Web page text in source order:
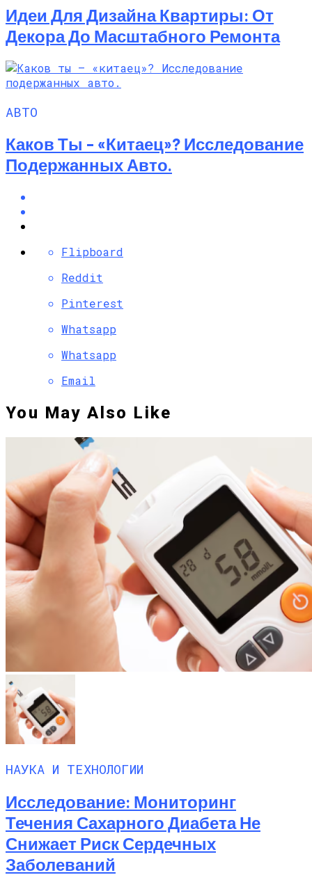
Идеи Для Дизайна Квартиры: От
Декора До Масштабного Ремонта
АВТО
Каков Ты – «китаец»? Исследование
Подержанных Авто.
Flipboard
Reddit
Pinterest
Whatsapp
Whatsapp
Email
You May Also Like
НАУКА И ТЕХНОЛОГИИ
Исследование: Мониторинг
Течения Сахарного Диабета Не
Снижает Риск Сердечных
Заболеваний